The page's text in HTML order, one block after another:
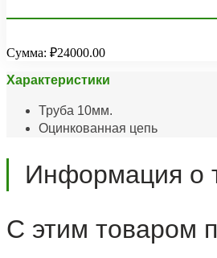
Сумма: ₽24000.00
Характеристики
Труба 10мм.
Оцинкованная цепь
Информация о
С этим товаром